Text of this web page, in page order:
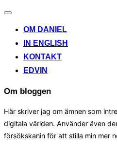
Toggle
OM DANIEL
IN ENGLISH
KONTAKT
EDVIN
Om bloggen
Här skriver jag om ämnen som
digitala världen. Använder även
försökskanin för att stilla min mer